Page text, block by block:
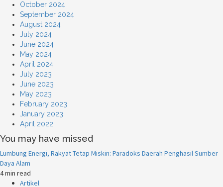
October 2024
September 2024
August 2024
July 2024
June 2024
May 2024
April 2024
July 2023
June 2023
May 2023
February 2023
January 2023
April 2022
You may have missed
Lumbung Energi, Rakyat Tetap Miskin: Paradoks Daerah Penghasil Sumber
Daya Alam
4 min read
Artikel